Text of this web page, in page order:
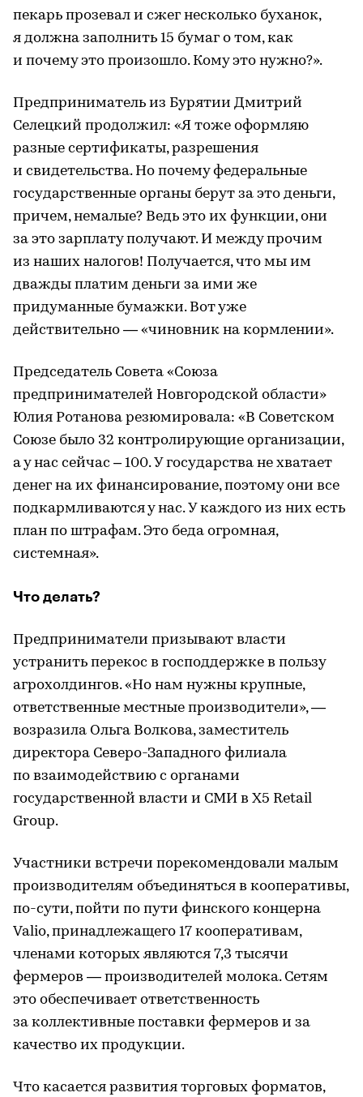
пекарь прозевал и сжег несколько буханок,
я должна заполнить 15 бумаг о том, как
и почему это произошло. Кому это нужно?».
Предприниматель из Бурятии Дмитрий
Селецкий продолжил: «Я тоже оформляю
разные сертификаты, разрешения
и свидетельства. Но почему федеральные
государственные органы берут за это деньги,
причем, немалые? Ведь это их функции, они
за это зарплату получают. И между прочим
из наших налогов! Получается, что мы им
дважды платим деньги за ими же
придуманные бумажки. Вот уже
действительно — «чиновник на кормлении».
Председатель Совета «Союза
предпринимателей Новгородской области»
Юлия Ротанова резюмировала: «В Советском
Союзе было 32 контролирующие организации,
а у нас сейчас – 100. У государства не хватает
денег на их финансирование, поэтому они все
подкармливаются у нас. У каждого из них есть
план по штрафам. Это беда огромная,
системная».
Что делать?
Предприниматели призывают власти
устранить перекос в господдержке в пользу
агрохолдингов. «Но нам нужны крупные,
ответственные местные производители», —
возразила Ольга Волкова, заместитель
директора Северо-Западного филиала
по взаимодействию с органами
государственной власти и СМИ в X5 Retail
Group.
Участники встречи порекомендовали малым
производителям объединяться в кооперативы,
по-сути, пойти по пути финского концерна
Valio, принадлежащего 17 кооперативам,
членами которых являются 7,3 тысячи
фермеров — производителей молока. Сетям
это обеспечивает ответственность
за коллективные поставки фермеров и за
качество их продукции.
Что касается развития торговых форматов,